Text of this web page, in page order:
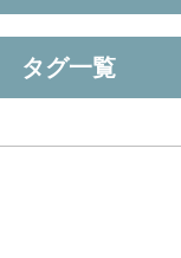
タグ一覧